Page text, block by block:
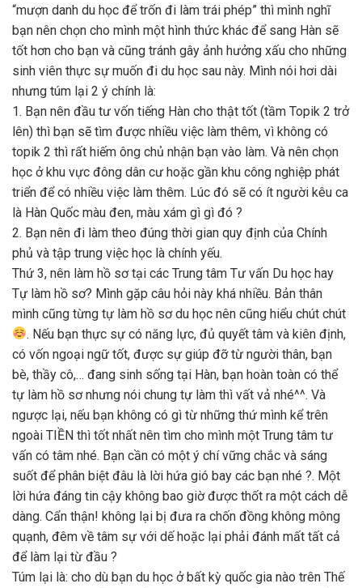
“mượn danh du học để trốn đi làm trái phép” thì mình nghĩ
bạn nên chọn cho mình một hình thức khác để sang Hàn sẽ
tốt hơn cho bạn và cũng tránh gây ảnh hưởng xấu cho những
sinh viên thực sự muốn đi du học sau này. Mình nói hơi dài
nhưng túm lại 2 ý chính là:
1. Bạn nên đầu tư vốn tiếng Hàn cho thật tốt (tầm Topik 2 trở
lên) thì bạn sẽ tìm được nhiều việc làm thêm, vì không có
topik 2 thì rất hiếm ông chủ nhận bạn vào làm. Và nên chọn
học ở khu vực đông dân cư hoặc gần khu công nghiệp phát
triển để có nhiều việc làm thêm. Lúc đó sẽ có ít người kêu ca
là Hàn Quốc màu đen, màu xám gì gì đó ?
2. Bạn nên đi làm theo đúng thời gian quy định của Chính
phủ và tập trung việc học là chính yếu.
Thứ 3, nên làm hồ sơ tại các Trung tâm Tư vấn Du học hay
Tự làm hồ sơ? Mình gặp câu hỏi này khá nhiều. Bản thân
mình cũng từng tự làm hồ sơ du học nên cũng hiểu chút chút
. Nếu bạn thực sự có năng lực, đủ quyết tâm và kiên định,
có vốn ngoại ngữ tốt, được sự giúp đỡ từ người thân, bạn
bè, thầy cô,… đang sinh sống tại Hàn, bạn hoàn toàn có thể
tự làm hồ sơ nhưng nói chung tự làm thì vất vả nhé^^. Và
ngược lại, nếu bạn không có gì từ những thứ mình kể trên
ngoài TIỀN thì tốt nhất nên tìm cho mình một Trung tâm tư
vấn có tâm nhé. Bạn cần có một ý chí vững chắc và sáng
suốt để phân biệt đâu là lời hứa gió bay các bạn nhé ?. Một
lời hứa đáng tin cậy không bao giờ được thốt ra một cách dễ
dàng. Cẩn thận! không lại bị đưa ra chốn đồng không mông
quạnh, đêm về tâm sự với dế hoặc lại phải đánh mất tất cả
để làm lại từ đầu ?
Túm lại là: cho dù bạn du học ở bất kỳ quốc gia nào trên Thế